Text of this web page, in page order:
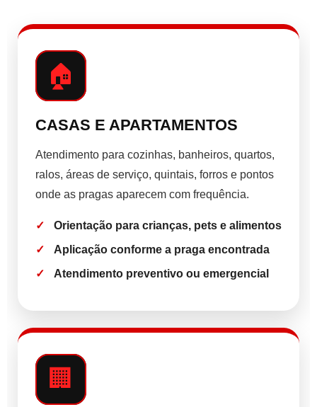
🏠
CASAS E APARTAMENTOS
Atendimento para cozinhas, banheiros, quartos,
ralos, áreas de serviço, quintais, forros e pontos
onde as pragas aparecem com frequência.
Orientação para crianças, pets e alimentos
Aplicação conforme a praga encontrada
Atendimento preventivo ou emergencial
🏢